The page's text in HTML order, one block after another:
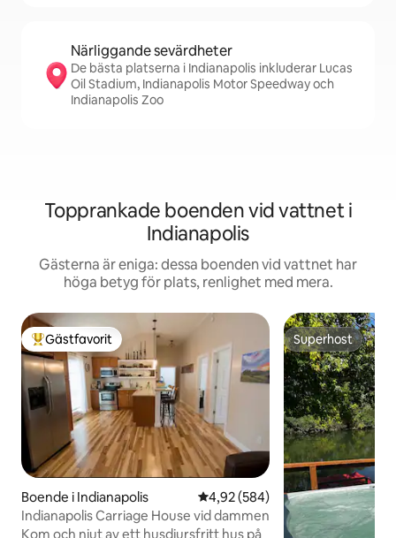
Närliggande sevärdheter
De bästa platserna i Indianapolis inkluderar Lucas
Oil Stadium, Indianapolis Motor Speedway och
Indianapolis Zoo
Topprankade boenden vid vattnet i
Indianapolis
Gästerna är eniga: dessa boenden vid vattnet har
höga betyg för plats, renlighet med mera.
Populär gästfavorit
Gästfavorit
Boende i Indianapolis 4,92 av 5 i genomsnittligt
4,92 (584)
Indianapolis Carriage House vid dammen
Kom och njut av ett husdjursfritt hus på
Superhost
Superhost